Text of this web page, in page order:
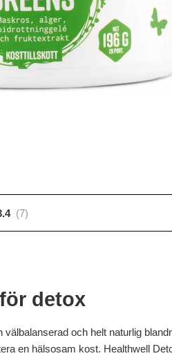
detox
och helt naturlig
en hälsosam kost. Healthwell